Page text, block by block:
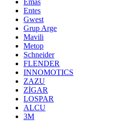
Entes
Gwest
Grup Arge
Mavili
Metop
Schneider
FLENDER
INNOMOTICS
ZAZU
ZİGAR
LOSPAR
ALCU
3M